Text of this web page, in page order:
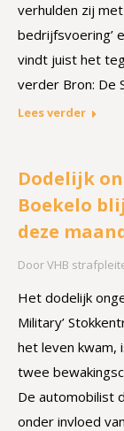
verhulden zij
bedrijfsvoering’
vindt juist het
verder Bron: De
Lees verder
Dodelijk
Boekelo
deze
DoorVHB
Het dodelijk
Military’
het leven kwam,
twee
De automobilist
onder invloed